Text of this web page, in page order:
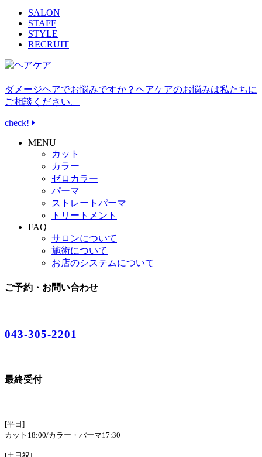
SALON
STAFF
STYLE
RECRUIT
ダメージヘアでお悩みですか？ヘアケアのお悩みは私たちに
ご相談ください。
check!
MENU
カット
カラー
ゼロカラー
パーマ
ストレートパーマ
トリートメント
FAQ
サロンについて
施術について
お店のシステムについて
ご予約・お問い合わせ
043-305-2201
最終受付
[平日]
カット18:00/カラー・パーマ17:30